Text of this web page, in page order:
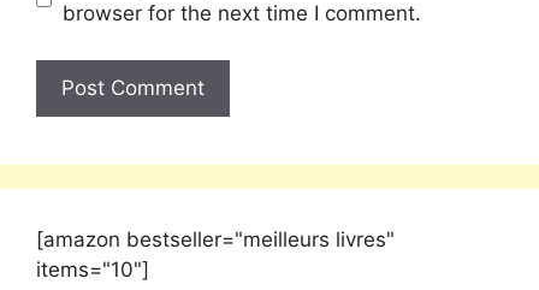
browser for the next time I comment.
[amazon bestseller="meilleurs livres"
items="10"]